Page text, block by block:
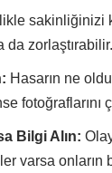
sakinliğinizi
da zorlaştırabilir.
Hasarın ne
fotoğraflarını
Bilgi Alın:
varsa onların